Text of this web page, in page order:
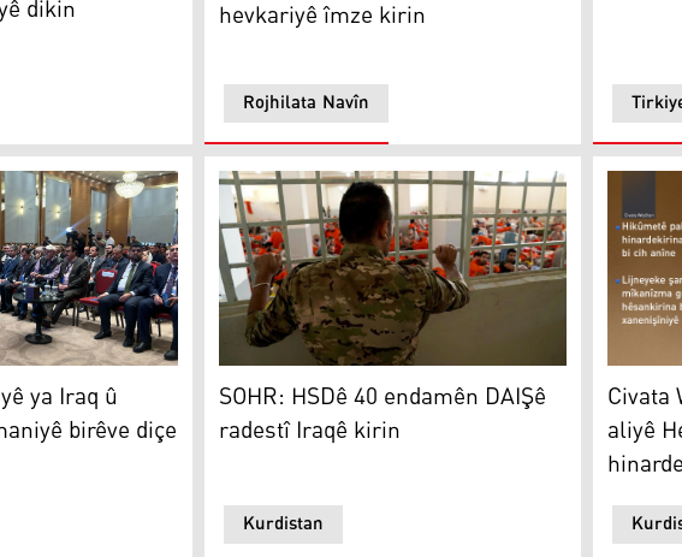
dikin
Rojhilata Navîn
hevkariyê îmze kirin
Iraq û Tirkiyeyê li Silêmaniyê birêve diçe
ya Iraq û
birêve diçe
SOHR: HSDê 40 endamên DAIŞê radestî Iraqê kirin
Kurdistan
SOHR: HSDê 40 endamên DAIŞê
radestî Iraqê kirin
Civata
Civata
aliyê